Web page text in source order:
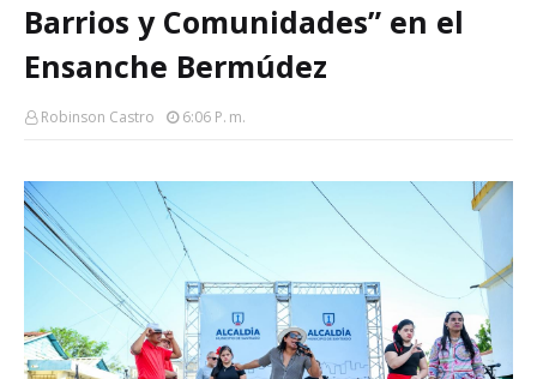
Barrios y Comunidades” en el
Ensanche Bermúdez
Robinson Castro 6:06 P. M.